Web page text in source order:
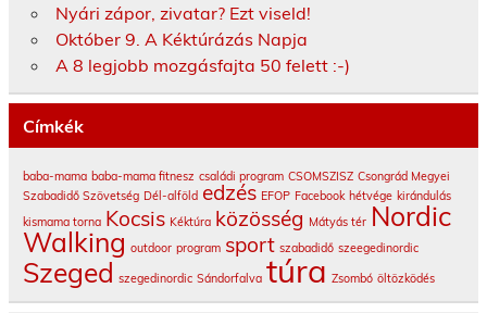
Nyári zápor, zivatar? Ezt viseld!
Október 9. A Kéktúrázás Napja
A 8 legjobb mozgásfajta 50 felett :-)
Címkék
baba-mama baba-mama fitnesz családi program CSOMSZISZ Csongrád Megyei
Szabadidő Szövetség Dél-alföld edzés EFOP Facebook hétvége kirándulás
kismama torna Kocsis Kéktúra közösség Mátyás tér Nordic
Walking outdoor program sport szabadidő szeegedinordic
Szeged szegedinordic Sándorfalva túra Zsombó öltözködés